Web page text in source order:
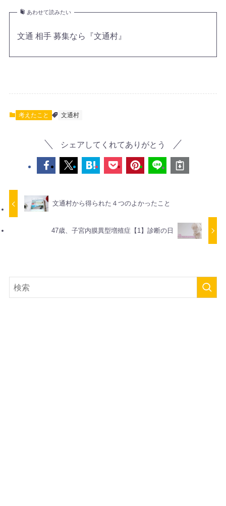
あわせて読みたい
文通 相手 募集なら『文通村』
考えたこと 文通村
シェアしてくれてありがとう
文通村から得られた４つのよかったこと
47歳、子宮内膜異型増殖症【1】診断の日